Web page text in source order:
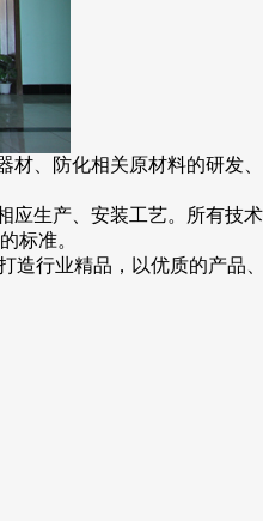
、防化相关原材料的研发
生产、安装工艺。所有技
标准。
行业精品，以优质的产品